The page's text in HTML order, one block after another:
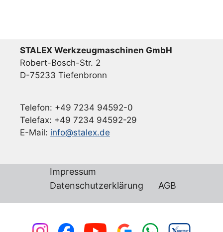
STALEX Werkzeugmaschinen GmbH
Robert-Bosch-Str. 2
D-75233 Tiefenbronn
Telefon: +49 7234 94592-0
Telefax: +49 7234 94592-29
E-Mail: info@stalex.de
Impressum
Datenschutzerklärung
AGB